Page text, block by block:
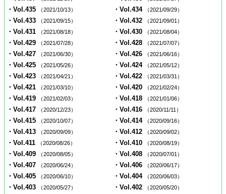
・Vol.435 （2021/10/13） ・Vol.434 （2021/09/29）
・Vol.433 （2021/09/15） ・Vol.432 （2021/09/01）
・Vol.431 （2021/08/18） ・Vol.430 （2021/08/04）
・Vol.429 （2021/07/28） ・Vol.428 （2021/07/07）
・Vol.427 （2021/06/30） ・Vol.426 （2021/06/16）
・Vol.425 （2021/05/26） ・Vol.424 （2021/05/12）
・Vol.423 （2021/04/21） ・Vol.422 （2021/03/31）
・Vol.421 （2021/03/10） ・Vol.420 （2021/02/24）
・Vol.419 （2021/02/03） ・Vol.418 （2021/01/06）
・Vol.417 （2020/12/23） ・Vol.416 （2020/11/11）
・Vol.415 （2020/10/07） ・Vol.414 （2020/09/16）
・Vol.413 （2020/09/09） ・Vol.412 （2020/09/02）
・Vol.411 （2020/08/26） ・Vol.410 （2020/08/19）
・Vol.409 （2020/08/05） ・Vol.408 （2020/07/01）
・Vol.407 （2020/06/24） ・Vol.406 （2020/06/17）
・Vol.405 （2020/06/10） ・Vol.404 （2020/06/03）
・Vol.403 （2020/05/27） ・Vol.402 （2020/05/20）